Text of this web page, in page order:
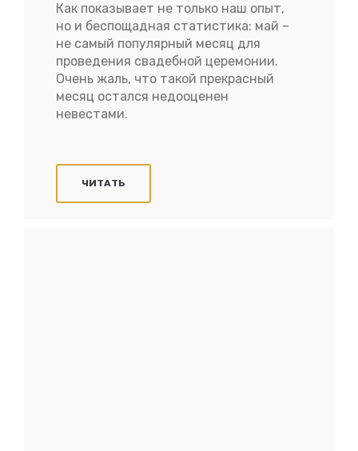
Как показывает не только наш опыт,
но и беспощадная статистика: май –
не самый популярный месяц для
проведения свадебной церемонии.
Очень жаль, что такой прекрасный
месяц остался недооценен
невестами.
ЧИТАТЬ